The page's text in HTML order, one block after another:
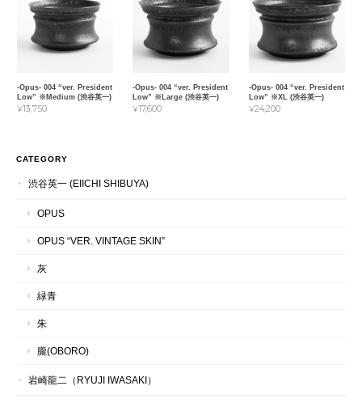
-Opus- 004 “ver. President
Low” ※Medium (渋谷英一)
¥13,750
-Opus- 004 “ver. President
Low” ※Large (渋谷英一)
¥17,600
-Opus- 004 “ver. President
Low” ※XL (渋谷英一)
¥24,200
CATEGORY
渋谷英一 (EIICHI SHIBUYA)
OPUS
OPUS “VER. VINTAGE SKIN”
灰
緑青
朱
朧(OBORO)
岩崎龍二（RYUJI IWASAKI）